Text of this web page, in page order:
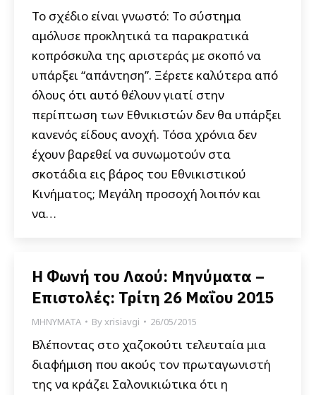
Το σχέδιο είναι γνωστό: Το σύστημα
αμόλυσε προκλητικά τα παρακρατικά
κοπρόσκυλα της αριστεράς με σκοπό να
υπάρξει “απάντηση”. Ξέρετε καλύτερα από
όλους ότι αυτό θέλουν γιατί στην
περίπτωση των Εθνικιστών δεν θα υπάρξει
κανενός είδους ανοχή. Τόσα χρόνια δεν
έχουν βαρεθεί να συνωμοτούν στα
σκοτάδια εις βάρος του Εθνικιστικού
Κινήματος; Μεγάλη προσοχή λοιπόν και
να…
Η Φωνή του Λαού: Μηνύματα –
Επιστολές: Τρίτη 26 Μαΐου 2015
ΜΗΝΥΜΑΤΑ Byxrisiavgi 26/05/2015
Bλέποντας στο χαζοκούτι τελευταία μια
διαφήμιση που ακούς τον πρωταγωνιστή
της να κράζει Σαλονικιώτικα ότι η